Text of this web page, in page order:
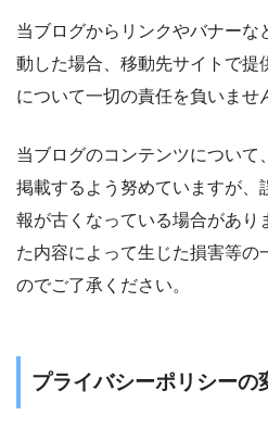
当ブログからリンクやバナーな
動した場合、移動先サイトで提
について一切の責任を負いませ
当ブログのコンテンツについて
掲載するよう努めていますが、
報が古くなっている場合があり
た内容によって生じた損害等の
のでご了承ください。
プライバシーポリシーの